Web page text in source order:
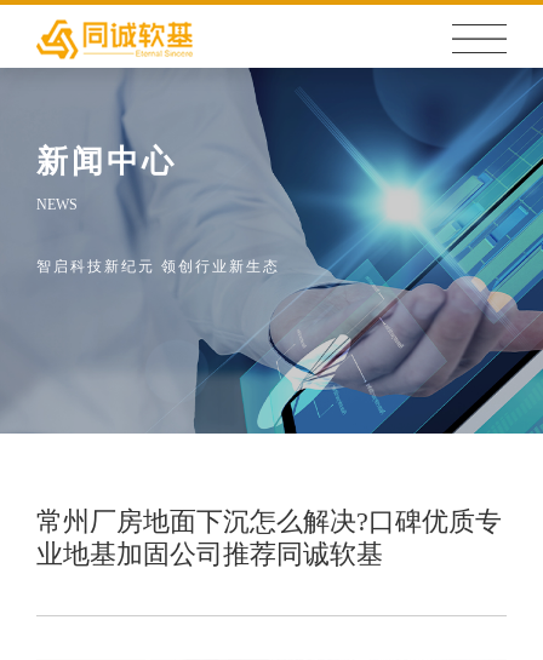
新闻中心
NEWS
智启科技新纪元 领创行业新生态
常州厂房地面下沉怎么解决?口碑优质专
业地基加固公司推荐同诚软基